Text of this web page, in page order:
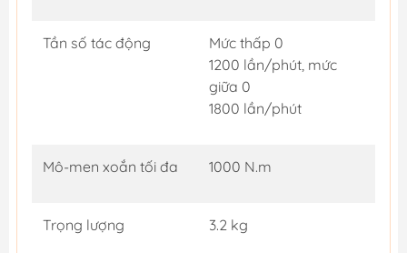
Tần số tác động
Mức thấp 0
1200 lần/phút, mức
giữa 0
1800 lần/phút
Mô-men xoắn tối đa 1000 N.m
Trọng lượng 3.2 kg